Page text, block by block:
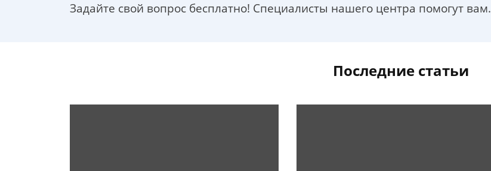
Задайте свой вопрос бесплатно! Специалисты нашего центра помогут вам.
Последние статьи